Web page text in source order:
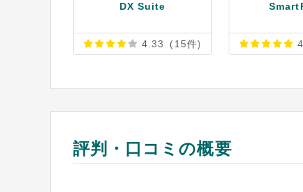
DX Suite
4.33 (15件)
評判・口コミの概要